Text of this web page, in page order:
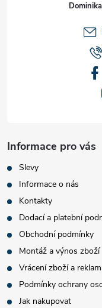
Informace pro vás
Slevy
Informace o nás
Kontakty
Dodací a platební
Obchodní podmínky
Montáž a výnos zboží
Vrácení zboží a
Podmínky ochrany
Jak nakupovat